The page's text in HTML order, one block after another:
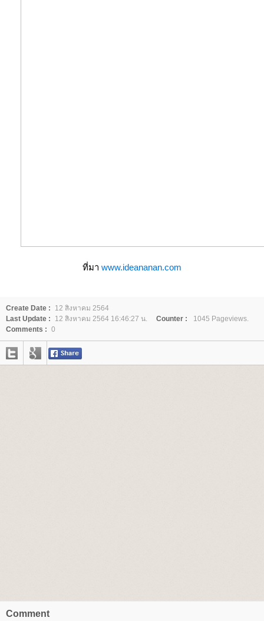
ที่มา www.ideananan.com
Create Date :
12 สิงหาคม 2564
Last Update :
12 สิงหาคม 2564 16:46:27 น. Counter :
1045 Pageviews.
Comments : 0
Comment